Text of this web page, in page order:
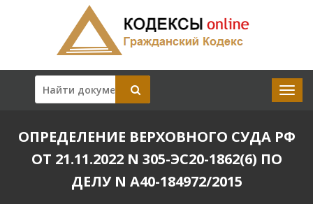
ОПРЕДЕЛЕНИЕ ВЕРХОВНОГО СУДА РФ
ОТ 21.11.2022 N 305-ЭС20-1862(6) ПО
ДЕЛУ N А40-184972/2015